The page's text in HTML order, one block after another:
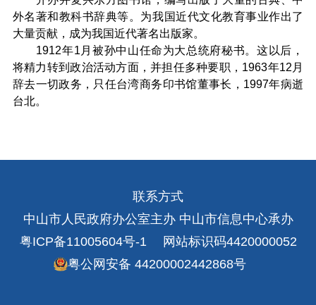
外名著和教科书辞典等。为我国近代文化教育事业作出了
大量贡献，成为我国近代著名出版家。
1912年1月被孙中山任命为大总统府秘书。这以后，
将精力转到政治活动方面，并担任多种要职，1963年12月
辞去一切政务，只任台湾商务印书馆董事长，1997年病逝
台北。
联系方式
中山市人民政府办公室主办 中山市信息中心承办
粤ICP备11005604号-1
网站标识码4420000052
粤公网安备 44200002442868号